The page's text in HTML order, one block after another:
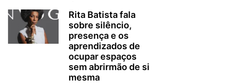
Rita Batista fala
sobre silêncio,
presença e os
aprendizados de
ocupar espaços
sem abrirmão de si
mesma